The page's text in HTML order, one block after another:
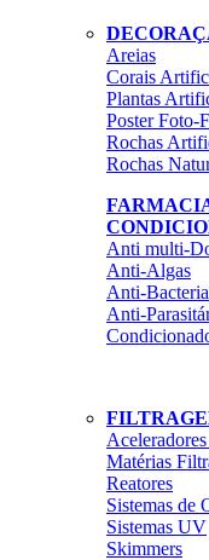
Areias
Corais
Plantas
Poster Foto-
Rochas
Rochas
Anti multi-
Anti-Algas
Anti-
Anti-
Matérias
Reatores
Sistemas de
Sistemas UV
Skimmers